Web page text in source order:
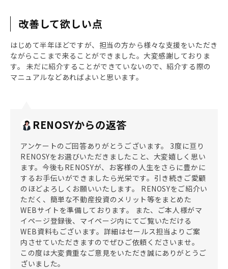
改善して欲しい点
はじめて半年ほどですが、担当の方から様々な支援をいただき
ながらここまで来ることができました。大変感謝しておりま
す。 未だに紹介することができていないので、紹介する際の
マニュアルなどあればよいと思います。
RENOSYからの返答
アンケートのご回答ありがとうございます。 3度に亘り
RENOSYをお選びいただきましたこと、大変嬉しく思い
ます。今後もRENOSYが、お客様の人生をさらに豊かに
するお手伝いができましたら光栄です。引き続きご愛顧
のほどよろしくお願いいたします。 RENOSYをご紹介い
ただく、簡単な不動産投資のメリット等をまとめた
WEBサイトを準備しております。 また、ご本人様がマ
イページ登録後、マイページ内にてご覧いただける
WEB資料もございます。詳細はセールス担当よりご案
内させていただきますのでぜひご依頼くださいませ。
この度は大変貴重なご意見をいただき誠にありがとうご
ざいました。